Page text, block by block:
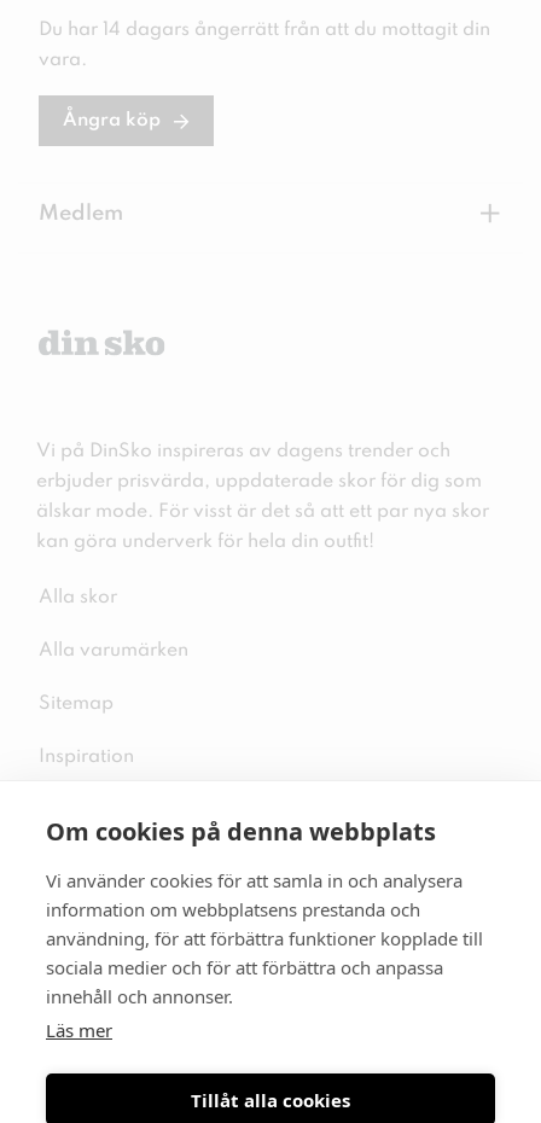
Om cookies på denna webbplats
Vi använder cookies för att samla in och analysera
information om webbplatsens prestanda och
användning, för att förbättra funktioner kopplade till
sociala medier och för att förbättra och anpassa
innehåll och annonser.
Läs mer
Tillåt alla cookies
Du har 14 dagars ångerrätt från att du mottagit din
vara.
Ångra köp
Medlem +
Vi på DinSko inspireras av dagens trender och
erbjuder prisvärda, uppdaterade skor för dig som
älskar mode. För visst är det så att ett par nya skor
kan göra underverk för hela din outfit!
Alla skor
Alla varumärken
Sitemap
Inspiration
Följ oss på sociala medier
Se mer skor: skopunkten.se